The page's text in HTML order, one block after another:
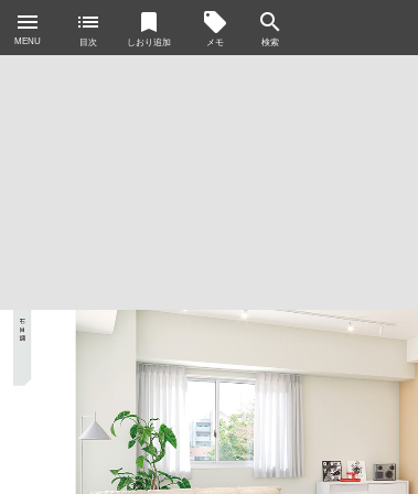
menu
MENU
list
目次
bookmark
しおり追加
local_offer
メモ
search
検索